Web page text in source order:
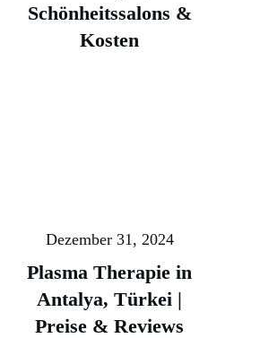
Schönheitssalons &
Kosten
Dezember 31, 2024
Plasma Therapie in
Antalya, Türkei |
Preise & Reviews